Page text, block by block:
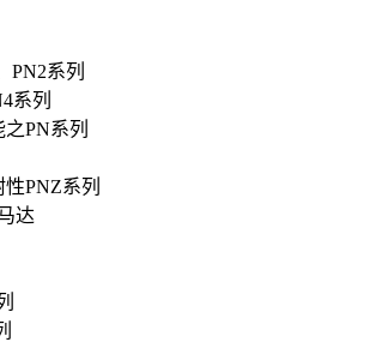
PN2系列
系列
PN系列
PNZ系列
达